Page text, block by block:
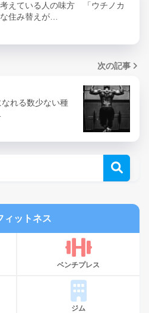
えている人の味方 「ウチノカ
住み替えが…
次の記事
れる数少ない種
ィットネス
ベンチプレス
ジム